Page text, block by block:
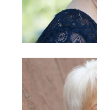
Elisabeth
Verwaltung